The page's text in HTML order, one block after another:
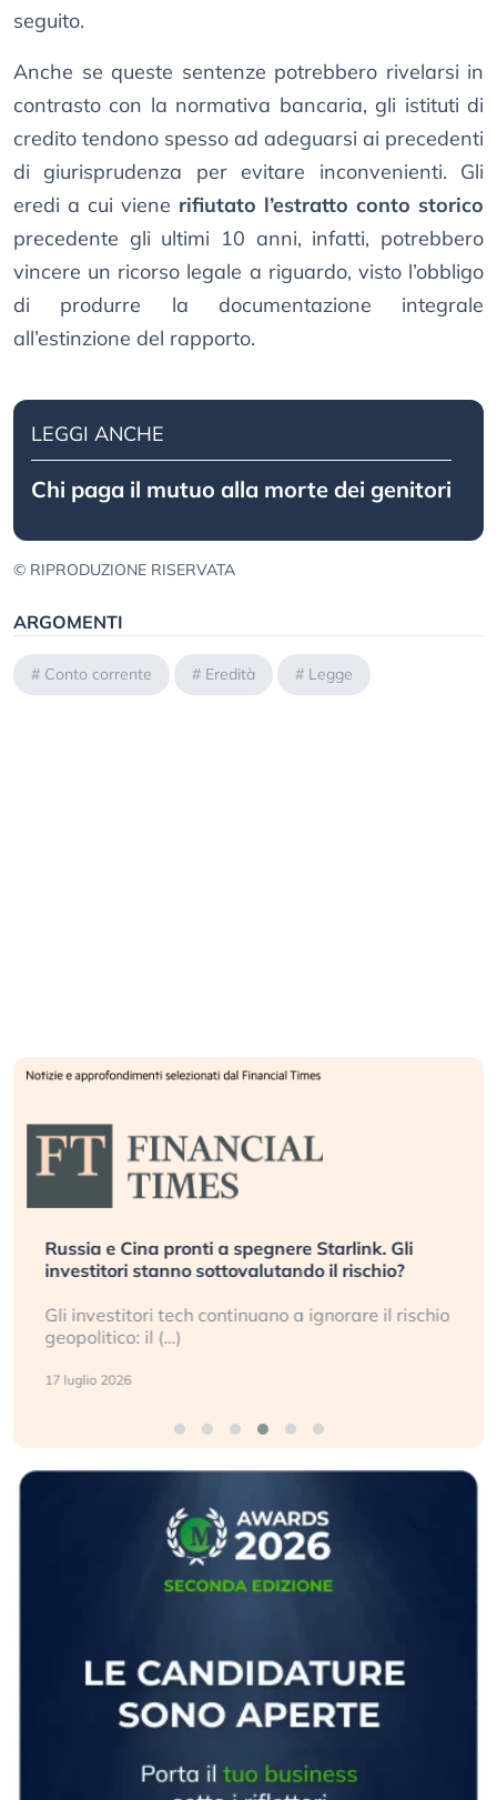
seguito.
Anche se queste sentenze potrebbero rivelarsi in
contrasto con la normativa bancaria, gli istituti di
credito tendono spesso ad adeguarsi ai precedenti
di giurisprudenza per evitare inconvenienti. Gli
eredi a cui viene rifiutato l’estratto conto storico
precedente gli ultimi 10 anni, infatti, potrebbero
vincere un ricorso legale a riguardo, visto l’obbligo
di produrre la documentazione integrale
all’estinzione del rapporto.
LEGGI ANCHE
Chi paga il mutuo alla morte dei genitori
© RIPRODUZIONE RISERVATA
ARGOMENTI
# Conto corrente # Eredità # Legge
Russia e Cina pronti a spegnere Starlink. Gli
investitori stanno sottovalutando il rischio?
Gli investitori tech continuano a ignorare il rischio
geopolitico: il (…)
17 luglio 2026